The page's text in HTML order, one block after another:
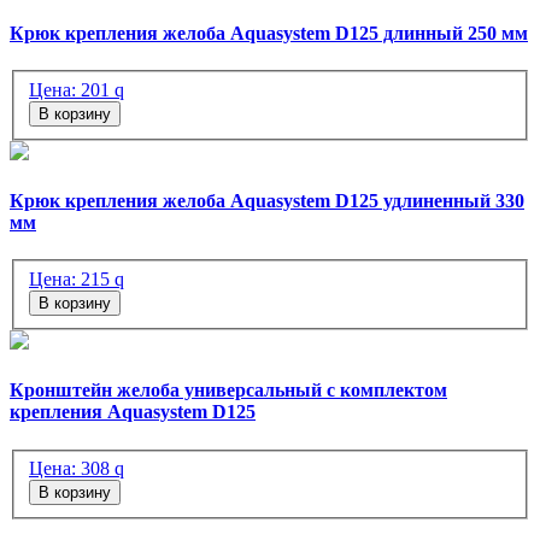
Крюк крепления желоба Aquasystem D125 длинный 250 мм
Цена: 201 q
В корзину
Крюк крепления желоба Aquasystem D125 удлиненный 330
мм
Цена: 215 q
В корзину
Кронштейн желоба универсальный с комплектом
крепления Aquasystem D125
Цена: 308 q
В корзину